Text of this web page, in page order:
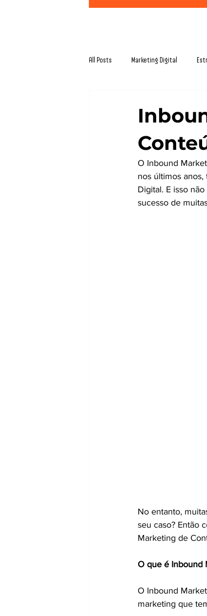
All Posts Marketing Digital
O Inbound
nos últimos
Digital. E isso
sucesso de
No entanto,
seu caso? Então
Marketing de
O que é Inbound
O Inbound
marketing que